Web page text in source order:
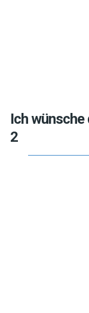
Ich wünsche
2